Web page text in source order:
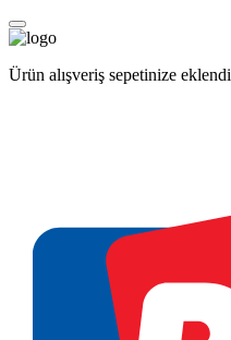
Ürün alışveriş sepetinize eklendi